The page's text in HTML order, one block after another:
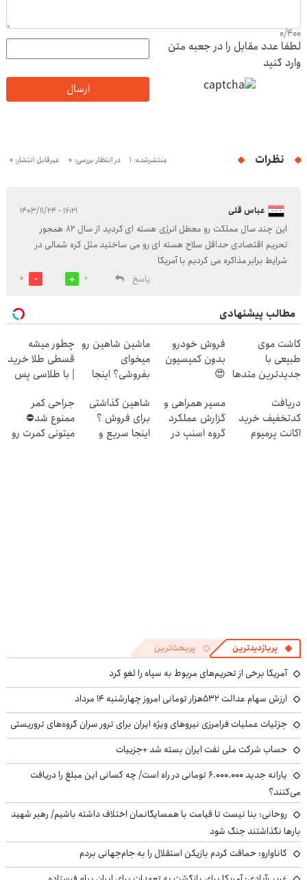
0/400
لطفا عدد مقابل را در جعبه متن
وارد کنید
ارسال
نظرات منتشرشده: 1 در انتظار بررسی: 0 غیرقابل انتشار: 0
عباس قلی ۱۶:۲۱ - ۱۴۰۳/۱۱/۲۴
این چند سال مملکت رو معطل انرژی هسته ای کردید از سال ۸۲ همجور
تحریم اقتصادی حداقل سلاح هسته ای رو می ساختید مثل کره شمالی در
شرایط برابر مذاکره می کردیم با آمریکا
پاسخ
0
0
مطالب پیشنهادی
کاشت موی
طبیعی با
جدیدترین متدها
فروش خودرو
بدون کمیسیون
😍
ماشین شاهین رو
میخوای
بفروشی؟ اینجا
چند ساعت
بفروشش
چطور میشه
قسطی طلا خرید
| با طلاسی پس
دریافت
کدتخفیف خرید
اکانت پرمیوم
مسیر همراهی و
گزارش عملکرد
گروه اسنپ در
شاهین گذاشتی
برای فروش ؟
اینجا سریع و
جراحی کمر
ممنوع شد⛔
میتونی کمرت رو
پربازدیدترین پربحث‌ترین
آمریکا برخی از تحریم‌های مربوط به سپاه را لغو کرد
ارزش سهام عدالت ۵۳۲هزار تومانی امروز چهارشنبه ۱۴ مرداد
جزئیات عملیات فرامرزی نیروهای ویژه ایران برای ترور سران گروه‌های تروریستی
حساب‌ شرکت ملی نفت ایران بسته شد +جزییات
یارانه جدید ۶.۰۰۰.۰۰۰ تومانی در راه است/ چه کسانی این مبلغ را دریافت
می‌کنند؟
روحانی: بنا نیست تا قیامت با همسایگانمان اختلاف داشته باشیم/ رهبر شهید
بارها نگذاشتند جنگ شود
کاناوارو: حماقت کردم بازیکن استقلال را به جام‌جهانی بردم